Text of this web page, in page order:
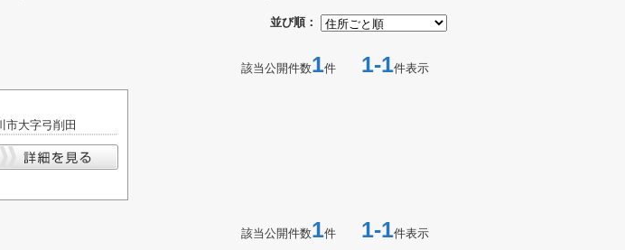
並び順：
該当公開件数1件 1-1件表示
市大字弓削田
該当公開件数1件 1-1件表示